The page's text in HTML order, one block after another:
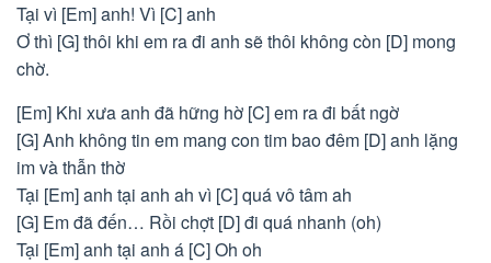
Tại vì [Em] anh! Vì [C] anh
Ơ thì [G] thôi khi em ra đi anh sẽ thôi không còn [D] mong
chờ.
[Em] Khi xưa anh đã hững hờ [C] em ra đi bất ngờ
[G] Anh không tin em mang con tim bao đêm [D] anh lặng
im và thẫn thờ
Tại [Em] anh tại anh ah vì [C] quá vô tâm ah
[G] Em đã đến… Rồi chợt [D] đi quá nhanh (oh)
Tại [Em] anh tại anh á [C] Oh oh